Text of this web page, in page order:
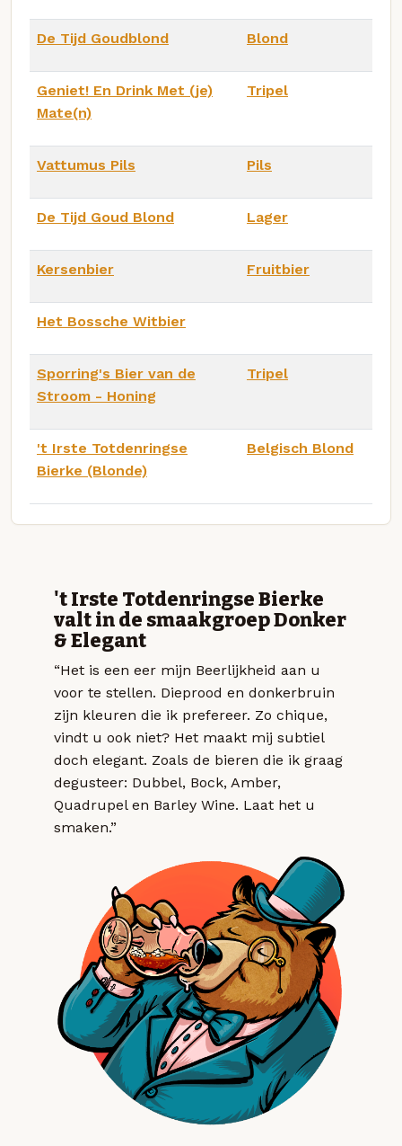
De Tijd Goudblond Blond
Geniet! En Drink Met (je)
Mate(n)
Tripel
Vattumus Pils Pils
De Tijd Goud Blond Lager
Kersenbier Fruitbier
Het Bossche Witbier
Sporring's Bier van de
Stroom - Honing
Tripel
't Irste Totdenringse
Bierke (Blonde)
Belgisch Blond
't Irste Totdenringse Bierke
valt in de smaakgroep Donker
& Elegant
“Het is een eer mijn Beerlijkheid aan u
voor te stellen. Dieprood en donkerbruin
zijn kleuren die ik prefereer. Zo chique,
vindt u ook niet? Het maakt mij subtiel
doch elegant. Zoals de bieren die ik graag
degusteer: Dubbel, Bock, Amber,
Quadrupel en Barley Wine. Laat het u
smaken.”